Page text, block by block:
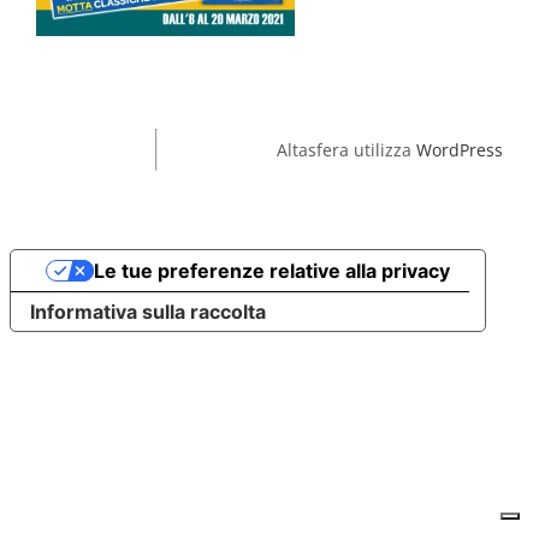
Altasfera utilizza WordPress
Informativa sulla raccolta
Le tue preferenze relative alla privacy